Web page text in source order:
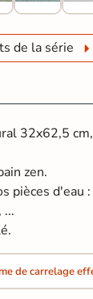
de la série
32x62,5
zen.
pièces d'eau
...
de carrelage